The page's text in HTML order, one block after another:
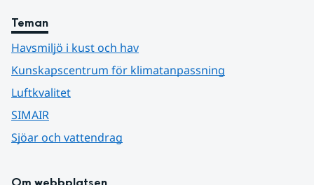
Teman
Havsmiljö i kust och hav
Kunskapscentrum för klimatanpassning
Luftkvalitet
SIMAIR
Sjöar och vattendrag